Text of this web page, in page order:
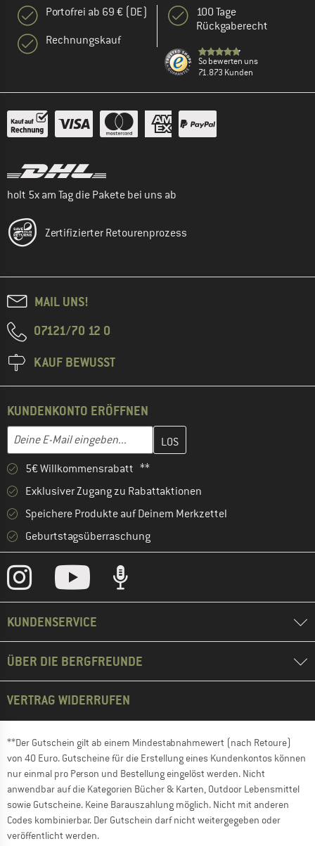
Portofrei ab 69 € (DE)
Rechnungskauf
100 Tage
Rückgaberecht
So bewerten uns
71.873 Kunden
holt 5x am Tag die Pakete bei uns ab
Zertifizierter Retourenprozess
MAIL UNS!
07121/70 12 0
KAUF BEWUSST
KUNDENKONTO ERÖFFNEN
E-Mail-Adresse
Gib hier deine E-Mail-Adresse ein und erstelle im nächsten
5€ Willkommensrabatt **
Exklusiver Zugang zu Rabattaktionen
Speichere Produkte auf Deinem Merkzettel
Geburtstagsüberraschung
KUNDENSERVICE
ÜBER DIE BERGFREUNDE
VERTRAG WIDERRUFEN
**Der Gutschein gilt ab einem Mindestabnahmewert (nach Retoure)
von 40 Euro. Gutscheine für die Erstellung eines Kundenkontos können
nur einmal pro Person und Bestellung eingelöst werden. Nicht
anwendbar auf die Kategorien Bücher & Karten, Outdoor Lebensmittel
sowie Gutscheine. Keine Barauszahlung möglich. Nicht mit anderen
Codes kombinierbar. Der Gutschein darf nicht weitergegeben oder
veröffentlicht werden.